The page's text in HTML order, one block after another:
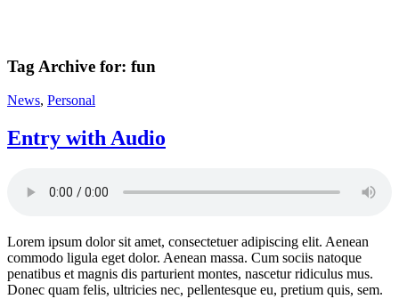
Tag Archive for: fun
News, Personal
Entry with Audio
Lorem ipsum dolor sit amet, consectetuer adipiscing elit. Aenean
commodo ligula eget dolor. Aenean massa. Cum sociis natoque
penatibus et magnis dis parturient montes, nascetur ridiculus mus.
Donec quam felis, ultricies nec, pellentesque eu, pretium quis, sem.